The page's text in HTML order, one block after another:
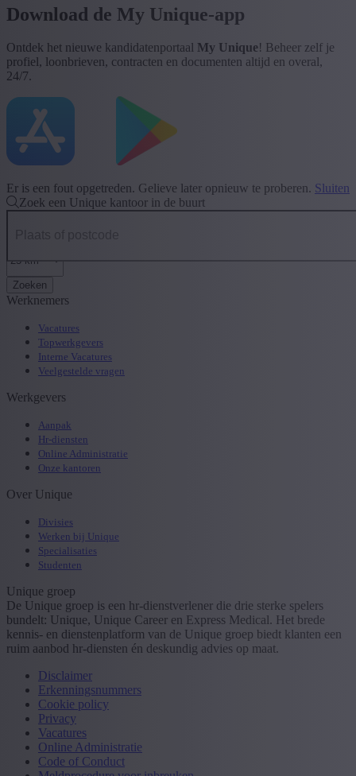
Download de My Unique-app
Ontdek het nieuwe kandidatenportaal My Unique! Beheer zelf je
profiel, loonbrieven, contracten en documenten altijd en overal,
24/7.
Er is een fout opgetreden. Gelieve later opnieuw te proberen. Sluiten
Zoek een Unique kantoor in de buurt
Zoeken
Werknemers
Vacatures
Topwerkgevers
Interne Vacatures
Veelgestelde vragen
Werkgevers
Aanpak
Hr-diensten
Online Administratie
Onze kantoren
Over Unique
Divisies
Werken bij Unique
Specialisaties
Studenten
Unique groep
De Unique groep is een hr-dienstverlener die drie sterke spelers
bundelt: Unique, Unique Career en Express Medical. Het brede
kennis- en dienstenplatform van de Unique groep biedt klanten een
ruim aanbod hr-diensten én deskundig advies op maat.
Disclaimer
Erkenningsnummers
Cookie policy
Privacy
Vacatures
Online Administratie
Code of Conduct